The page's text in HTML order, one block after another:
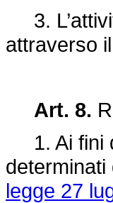
3.
attraverso
Art. 8.
1. Ai fini
determinati
legge 27